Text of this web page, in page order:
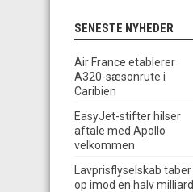
SENESTE NYHEDER
Air France etablerer
A320-sæsonrute i
Caribien
EasyJet-stifter hilser
aftale med Apollo
velkommen
Lavprisflyselskab taber
op imod en halv milliard